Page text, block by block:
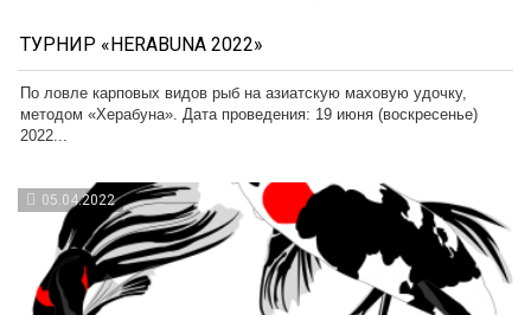
ТУРНИР «HERABUNA 2022»
По ловле карповых видов рыб на азиатскую маховую удочку,
методом «Херабуна». Дата проведения: 19 июня (воскресенье)
2022...
05.04.2022